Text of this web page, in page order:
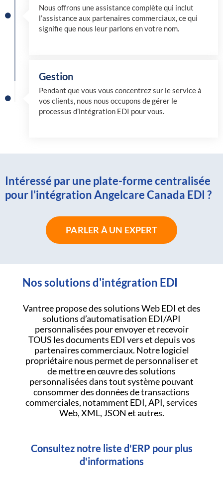
Nous offrons une assistance complète qui inclut
l’assistance aux partenaires commerciaux, ce qui
signifie que nous leur parlons en votre nom.
Gestion
Pendant que vous vous concentrez sur le service à
vos clients, nous nous occupons de gérer le
processus d’intégration EDI pour vous.
Intéressé par une plate-forme centralisée
pour l'intégration Angelcare Canada EDI ?
PARLER À UN EXPERT
Nos solutions d'intégration EDI
Vantree propose des solutions Web EDI et des
solutions d’automatisation EDI/API
personnalisées pour envoyer et recevoir
TOUS les documents EDI vers et depuis vos
partenaires commerciaux. Notre logiciel
propriétaire nous permet de personnaliser et
de mettre en œuvre des solutions
personnalisées dans tout système pouvant
consommer des données de transactions
commerciales, notamment EDI, API, services
Web, XML, JSON et autres.
Consultez notre liste d'ERP pour plus
d'informations